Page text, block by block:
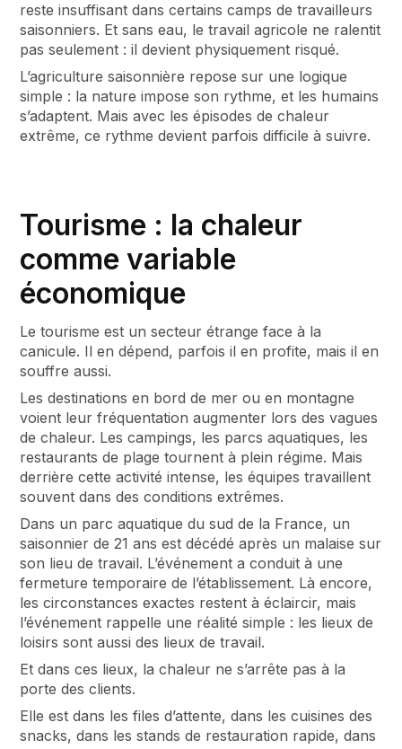
reste insuffisant dans certains camps de travailleurs
saisonniers. Et sans eau, le travail agricole ne ralentit
pas seulement : il devient physiquement risqué.
L’agriculture saisonnière repose sur une logique
simple : la nature impose son rythme, et les humains
s’adaptent. Mais avec les épisodes de chaleur
extrême, ce rythme devient parfois difficile à suivre.
Tourisme : la chaleur
comme variable
économique
Le tourisme est un secteur étrange face à la
canicule. Il en dépend, parfois il en profite, mais il en
souffre aussi.
Les destinations en bord de mer ou en montagne
voient leur fréquentation augmenter lors des vagues
de chaleur. Les campings, les parcs aquatiques, les
restaurants de plage tournent à plein régime. Mais
derrière cette activité intense, les équipes travaillent
souvent dans des conditions extrêmes.
Dans un parc aquatique du sud de la France, un
saisonnier de 21 ans est décédé après un malaise sur
son lieu de travail. L’événement a conduit à une
fermeture temporaire de l’établissement. Là encore,
les circonstances exactes restent à éclaircir, mais
l’événement rappelle une réalité simple : les lieux de
loisirs sont aussi des lieux de travail.
Et dans ces lieux, la chaleur ne s’arrête pas à la
porte des clients.
Elle est dans les files d’attente, dans les cuisines des
snacks, dans les stands de restauration rapide, dans